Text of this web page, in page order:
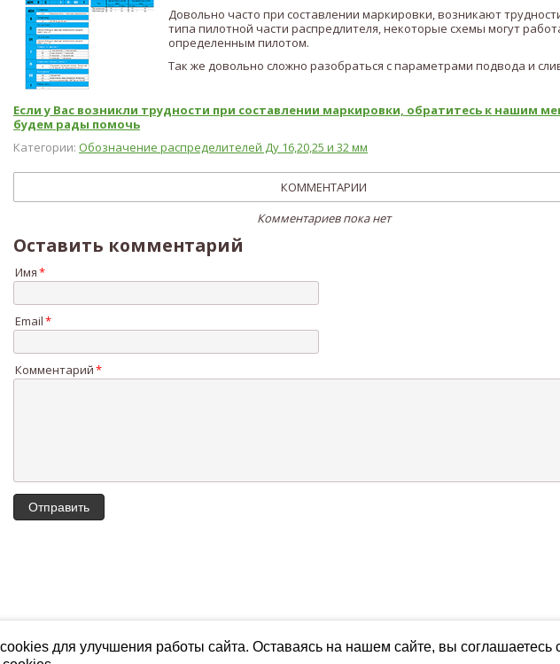
Довольно часто при составлении маркировки, возникают
типа пилотной части распредлителя, некоторые схемы могут
определенным пилотом.
Так же довольно сложно разобраться с параметрами подвода и
Если у Вас возникли трудности при составлении маркировки, обратитесь к нашим
будем рады помочь
Категории: Обозначение распределителей Ду 16,20,25 и 32 мм
КОММЕНТАРИИ
Комментариев пока нет
Оставить комментарий
Имя
Email
Комментарий
для улучшения работы сайта. Оставаясь на нашем сайте, вы соглашаетесь